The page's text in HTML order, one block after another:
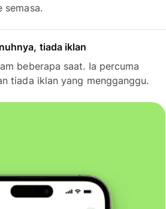
semasa.
tiada iklan
beberapa saat. Ia percuma
tiada iklan yang mengganggu.